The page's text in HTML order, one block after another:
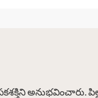
అనుభవించారు.